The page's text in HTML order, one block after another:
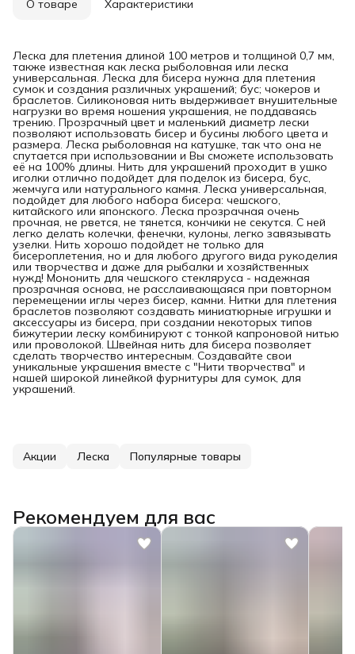
О товаре Характеристики
Леска для плетения длиной 100 метров и толщиной 0,7 мм,
также известная как леска рыболовная или леска
универсальная. Леска для бисера нужна для плетения
сумок и создания различных украшений; бус; чокеров и
браслетов. Силиконовая нить выдерживает внушительные
нагрузки во время ношения украшения, не поддаваясь
трению. Прозрачный цвет и маленький диаметр лески
позволяют использовать бисер и бусины любого цвета и
размера. Леска рыболовная на катушке, так что она не
спутается при использовании и Вы сможете использовать
её на 100% длины. Нить для украшений проходит в ушко
иголки отлично подойдет для поделок из бисера, бус,
жемчуга или натурального камня. Леска универсальная,
подойдет для любого набора бисера: чешского,
китайского или японского. Леска прозрачная очень
прочная, не рвется, не тянется, кончики не секутся. С ней
легко делать колечки, фенечки, кулоны, легко завязывать
узелки. Нить хорошо подойдет не только для
бисероплетения, но и для любого другого вида рукоделия
или творчества и даже для рыбалки и хозяйственных
нужд! Мононить для чешского стекляруса - надежная
прозрачная основа, не расслаивающаяся при повторном
перемещении иглы через бисер, камни. Нитки для плетения
браслетов позволяют создавать миниатюрные игрушки и
аксессуары из бисера, при создании некоторых типов
бижутерии леску комбинируют с тонкой капроновой нитью
или проволокой. Швейная нить для бисера позволяет
сделать творчество интересным. Создавайте свои
уникальные украшения вместе с "Нити творчества" и
нашей широкой линейкой фурнитуры для сумок, для
украшений.
Акции Леска Популярные товары
Рекомендуем для вас